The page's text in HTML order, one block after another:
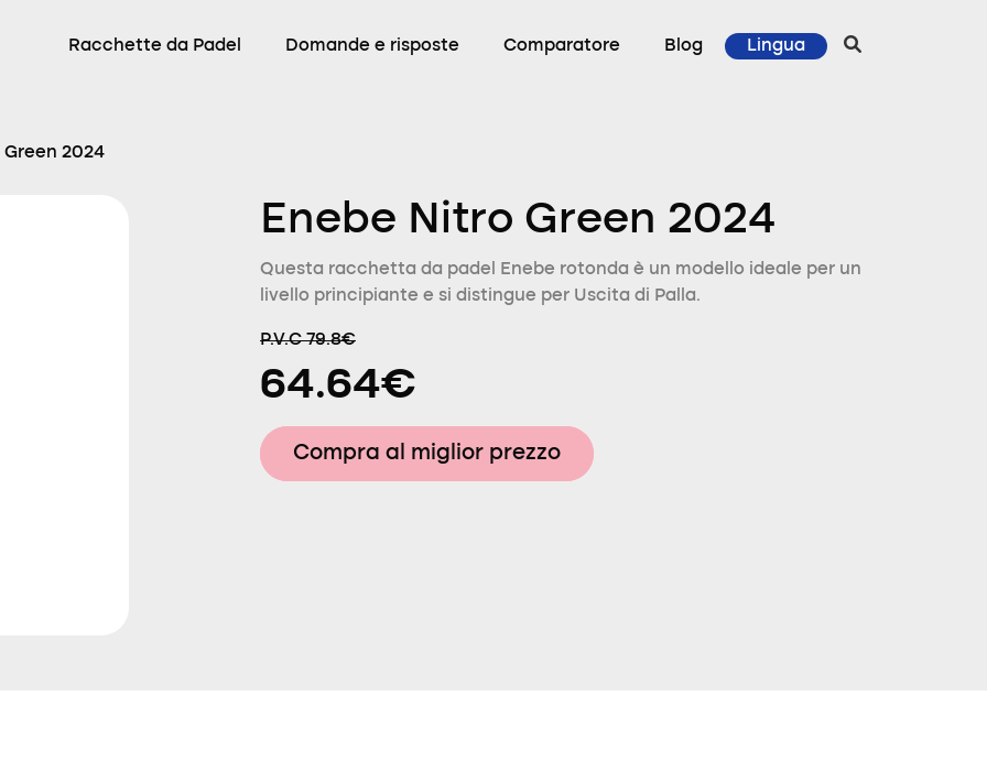
Racchette da Padel Domande e risposte Comparatore Blog Lingua
Green 2024
Enebe Nitro Green 2024
Questa racchetta da padel Enebe rotonda è un modello ideale per un
livello principiante e si distingue per Uscita di Palla.
P.V.C 79.8€
64.64€
Compra al miglior prezzo